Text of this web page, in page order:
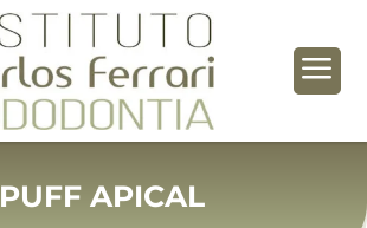
a
PUFF APICAL